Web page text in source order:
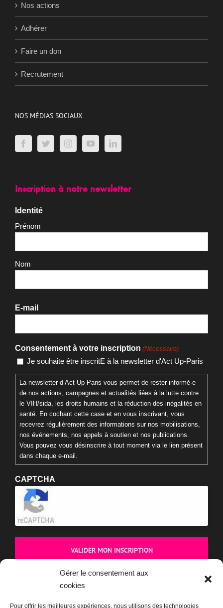
Gérer le consentement aux
cookies
Pour offrir les meilleures expériences, nous utilisons des technologies
Nos actions
Adhérer
Faire un don
Recrutement
NOS MÉDIAS SOCIAUX
Inscription à notre newsletter
Identité
Prénom
Nom
E-mail
Consentement à votre inscription (Nécessaire)
Je souhaite être inscritE à la newsletter d'Act Up-Paris
La newsletter d’Act Up-Paris vous permet de rester informé·e
de nos actions, campagnes et actualités liées à la lutte contre
le VIH/sida, les droits humains et la réduction des inégalités en
santé. En cochant cette case et en vous inscrivant, vous
recevrez régulièrement des informations sur nos mobilisations,
nos événements, nos appels à soutien et nos publications.
Vous pouvez vous désinscrire à tout moment via le lien présent
dans chaque e-mail.
CAPTCHA
Cliquez pour accepter la validation reCaptcha.
BOUTIQUE